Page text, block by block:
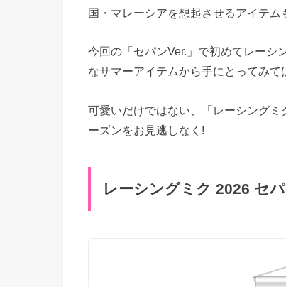
国・マレーシアを想起させるアイテム
今回の「セパンVer.」で初めてレーシ
なサマーアイテムから手にとってみて
可愛いだけではない、「レーシング
ーズンをお見逃しなく!
レーシングミク 2026 セ